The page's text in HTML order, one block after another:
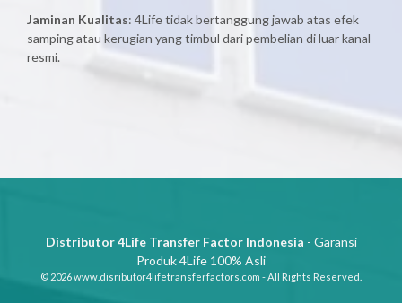
Jaminan Kualitas: 4Life tidak bertanggung jawab atas efek
samping atau kerugian yang timbul dari pembelian di luar kanal
resmi.
Distributor 4Life Transfer Factor Indonesia - Garansi
Produk 4Life 100% Asli
© 2026 www.disributor4lifetransferfactors.com - All Rights Reserved.